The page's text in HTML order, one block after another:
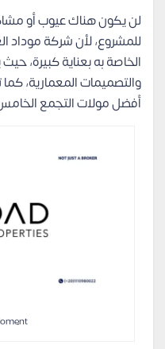
لن يكون هناك عيوب أو
للمشروع، لأن شركة موداد
الخاصة به بعناية كبيرة،
والتصميمات المعمارية،
أفضل مولات التجمع